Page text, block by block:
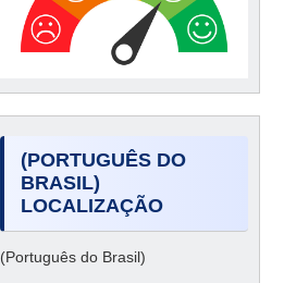
(PORTUGUÊS DO
BRASIL)
LOCALIZAÇÃO
(Português do Brasil)